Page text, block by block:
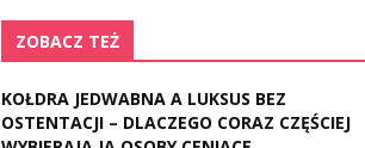
ZOBACZ TEŻ
KOŁDRA JEDWABNA A LUKSUS BEZ
OSTENTACJI – DLACZEGO CORAZ CZĘŚCIEJ